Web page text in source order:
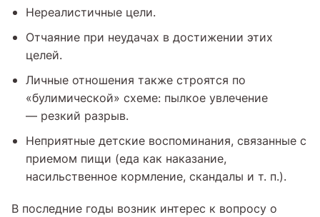
Нереалистичные цели.
Отчаяние при неудачах в достижении этих
целей.
Личные отношения также строятся по
«булимической» схеме: пылкое увлечение
— резкий разрыв.
Неприятные детские воспоминания, связанные с
приемом пищи (еда как наказание,
насильственное кормление, скандалы и т. п.).
В последние годы возник интерес к вопросу о